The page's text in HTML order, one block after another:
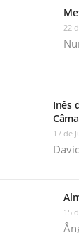
22
Inês
17 de
15